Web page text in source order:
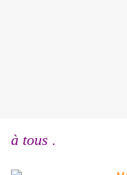
à tous .